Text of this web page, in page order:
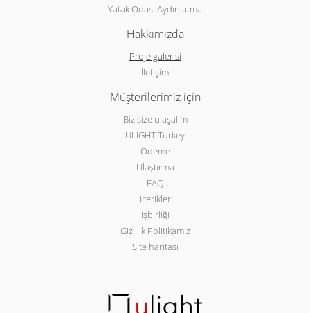
Yatak Odası Aydınlatma
Hakkımızda
Proje galerisi
İletişim
Müşterilerimiz için
Biz size ulaşalım
ULIGHT Turkey
Ödeme
Ulaştırma
FAQ
Icerikler
İşbirliği
Gizlilik Politikamız
Site haritası